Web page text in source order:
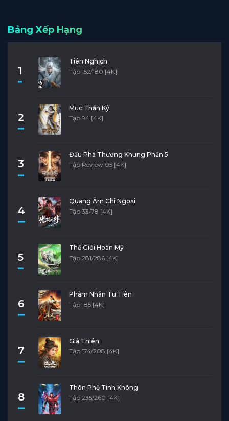
Bảng Xếp Hạng
1
Tiên Nghịch
Tập 152/180 [4K]
2
Mục Thần Ký
Tập 94 [4K]
3
Đấu Phá Thương Khung Phần 5
Tập Review 05 [4K]
4
Quang Âm Chi Ngoại
Tập 33/78 [4K]
5
Thế Giới Hoàn Mỹ
Tập 281/286 [4K]
6
Phàm Nhân Tu Tiên
Tập 185 [4K]
7
Già Thiên
Tập 174/208 [4K]
8
Thôn Phệ Tinh Không
Tập 235/260 [4K]